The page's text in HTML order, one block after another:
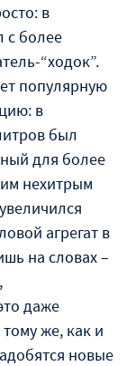
в
с более
“ходок”.
популярную
в
был
для более
нехитрым
агрегат в
на словах –
даже
же, как и
новые